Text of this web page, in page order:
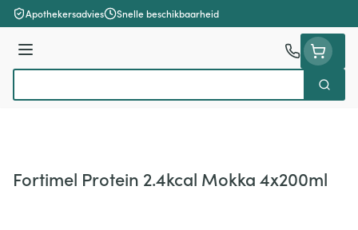
Ga naar de inhoud
Apothekersadvies Snelle beschikbaarheid
Menu
Zoek
Fortimel Protein 2.4kcal Mokka 4x200ml